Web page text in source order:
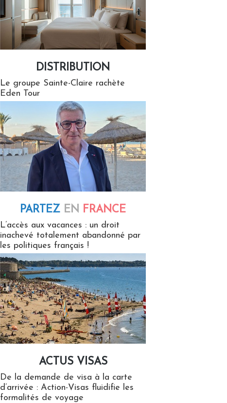
DISTRIBUTION
Le groupe Sainte-Claire rachète
Eden Tour
PARTEZ EN FRANCE
L’accès aux vacances : un droit
inachevé totalement abandonné par
les politiques français !
ACTUS VISAS
De la demande de visa à la carte
d’arrivée : Action-Visas fluidifie les
formalités de voyage